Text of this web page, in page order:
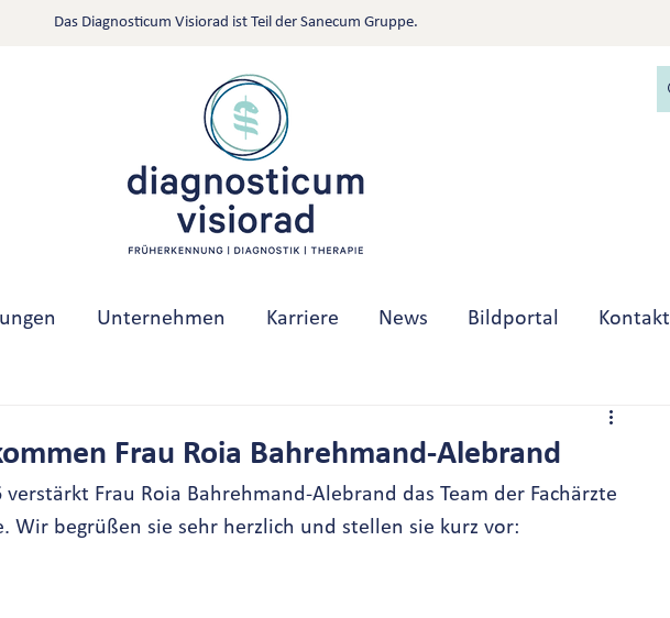
Das Diagnosticum Visiorad ist Teil der Sanecum Gruppe.
Unternehmen Karriere News Bildportal Kontakt
Frau Roia Bahrehmand-Alebrand
verstärkt Frau Roia Bahrehmand-Alebrand das Team der Fachärzte
Wir begrüßen sie sehr herzlich und stellen sie kurz vor: